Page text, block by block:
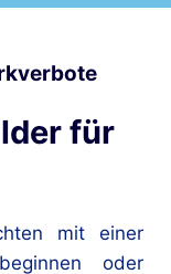
für
mit einer
oder